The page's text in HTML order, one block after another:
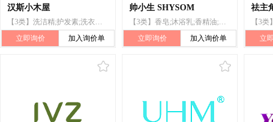
汉斯小木屋
【3类】洗洁精;护发素;洗衣粉;洗发液;肥皂;洗衣剂;化妆品;护肤用化妆剂;牙膏;空气芳香剂
立即询价
加入询价单
帅小生 SHYSOM
【3类】香皂;沐浴乳;香精油;化妆品;须后水;洗面奶;清洁制剂;美容面膜;香水;牙膏
立即询价
加入询价单
祛主
立